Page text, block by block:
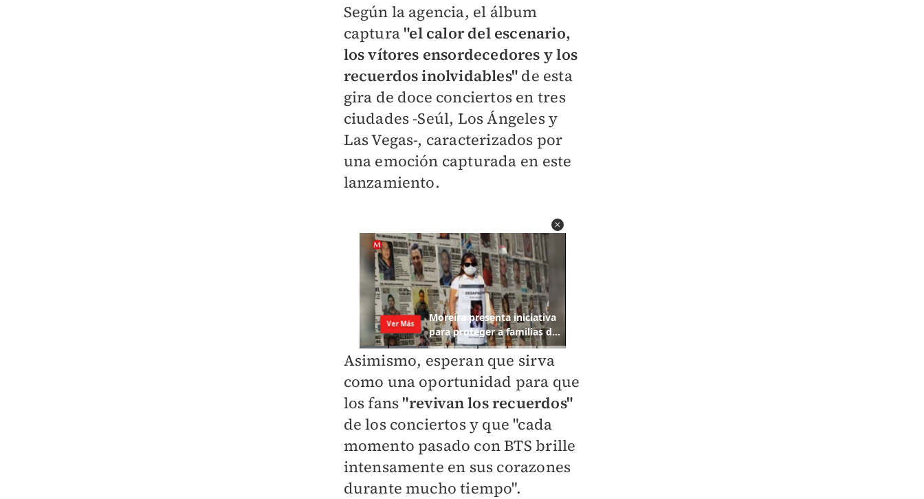
Según la agencia, el álbum
captura"el calor del escenario,
los vítores ensordecedores y los
recuerdos inolvidables" de esta
gira de doce conciertos en tres
ciudades -Seúl, Los Ángeles y
Las Vegas-, caracterizados por
una emoción capturada en este
lanzamiento.
Asimismo, esperan que sirva
como una oportunidad para que
los fans"revivan los recuerdos"
de los conciertos y que "cada
momento pasado con BTS brille
intensamente en sus corazones
durante mucho tiempo".